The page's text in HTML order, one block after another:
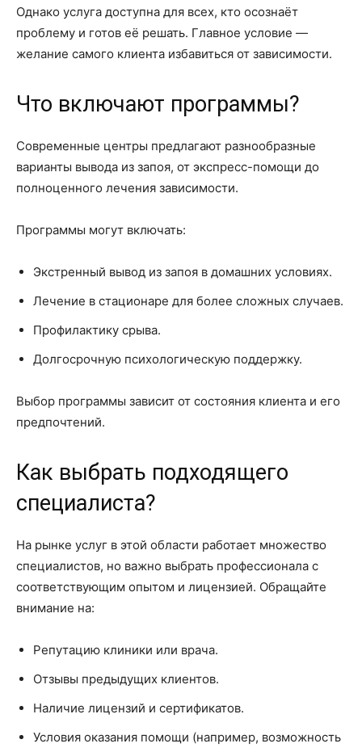
Однако услуга доступна для всех, кто осознаёт
проблему и готов её решать. Главное условие —
желание самого клиента избавиться от зависимости.
Что включают программы?
Современные центры предлагают разнообразные
варианты вывода из запоя, от экспресс-помощи до
полноценного лечения зависимости.
Программы могут включать:
Экстренный вывод из запоя в домашних условиях.
Лечение в стационаре для более сложных случаев.
Профилактику срыва.
Долгосрочную психологическую поддержку.
Выбор программы зависит от состояния клиента и его
предпочтений.
Как выбрать подходящего
специалиста?
На рынке услуг в этой области работает множество
специалистов, но важно выбрать профессионала с
соответствующим опытом и лицензией. Обращайте
внимание на:
Репутацию клиники или врача.
Отзывы предыдущих клиентов.
Наличие лицензий и сертификатов.
Условия оказания помощи (например, возможность